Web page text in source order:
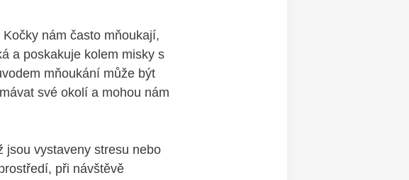
nám často mňoukají,
a poskakuje kolem misky s
mňoukání může být
své okolí a mohou nám
jsou vystaveny stresu nebo
při návštěvě